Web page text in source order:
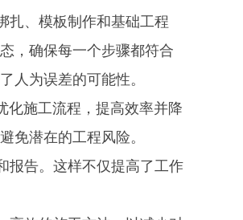
扎、模板制作和基础工程
，确保每一个步骤都符合
人为误差的可能性。
化施工流程，提高效率并降
免潜在的工程风险。
报告。这样不仅提高了工作